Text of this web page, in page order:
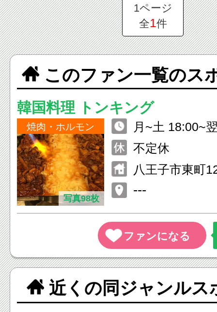
1ページ
全1件
このファン一覧のス
韓国料理 トンキング
焼肉・ホルモン
写真98枚
月~土 18:00~
~24:00
不定休
八王子市東町
---
近くの同ジャンルス